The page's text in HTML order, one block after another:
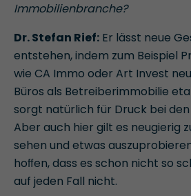
Immobilienbranche?
Dr. Stefan Rief: Er lässt neue
entstehen, indem zum Beispiel
wie CA Immo oder Art Invest
Büros als Betreiberimmobilie
sorgt natürlich für Druck bei
Aber auch hier gilt es neugierig
sehen und etwas
hoﬀen, dass es schon nicht so
auf jeden Fall nicht.